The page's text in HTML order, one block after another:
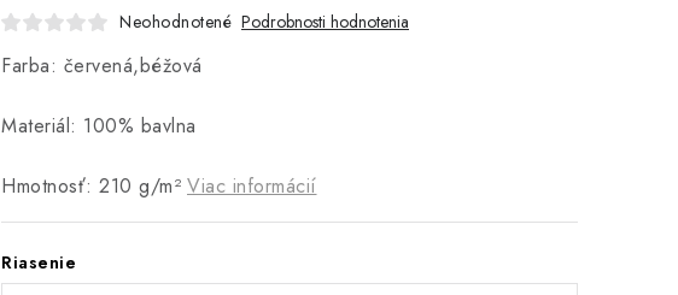
Neohodnotené Podrobnosti hodnotenia
Farba: červená,béžová
Materiál: 100% bavlna
Hmotnosť: 210 g/m² Viac informácií
Riasenie